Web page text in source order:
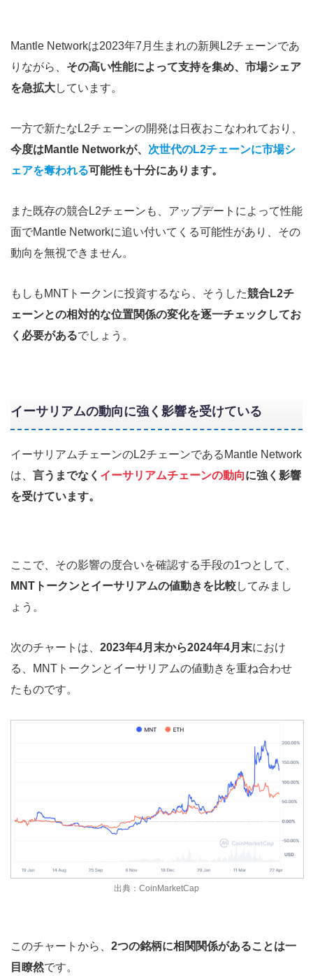
Mantle Networkは2023年7月生まれの新興L2チェーンであ
りながら、 その高い性能によって支持を集め、市場シェア
を急拡大しています。
一方で新たなL2チェーンの開発は日夜おこなわれており、
今度はMantle Networkが、 次世代のL2チェーンに市場シ
ェアを奪われる可能性も十分にあります。
また既存の競合L2チェーンも、アップデートによって性能
面でMantle Networkに追い付いてくる可能性があり、その
動向を無視できません。
もしもMNTトークンに投資するなら、そうした競合L2チ
ェーンとの相対的な位置関係の変化を逐一チェックしてお
く必要があるでしょう。
イーサリアムの動向に強く影響を受けている
イーサリアムチェーンのL2チェーンであるMantle Network
は、 言うまでなく イーサリアムチェーンの動向に強く影響
を受けています。
ここで、その影響の度合いを確認する手段の1つとして、
MNTトークンとイーサリアムの値動きを比較してみまし
ょう。
次のチャートは、 2023年4月末から2024年4月末におけ
る、MNTトークンとイーサリアムの値動きを重ね合わせ
たものです。
出典：CoinMarketCap
このチャートから、 2つの銘柄に相関関係があることは一
目瞭然です。